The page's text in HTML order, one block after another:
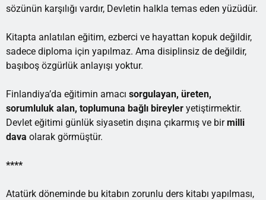
sözünün karşılığı vardır, Devletin halkla temas eden yüzüdür.
Kitapta anlatılan eğitim, ezberci ve hayattan kopuk değildir,
sadece diploma için yapılmaz. Ama disiplinsiz de değildir,
başıboş özgürlük anlayışı yoktur.
Finlandiya’da eğitimin amacı sorgulayan, üreten,
sorumluluk alan, toplumuna bağlı bireyler yetiştirmektir.
Devlet eğitimi günlük siyasetin dışına çıkarmış ve birmilli
dava olarak görmüştür.
****
Atatürk döneminde bu kitabın zorunlu ders kitabı yapılması,